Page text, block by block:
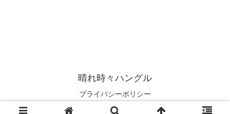
晴れ時々ハングル
プライバシーポリシー
© 2019 晴れ時々ハングル.